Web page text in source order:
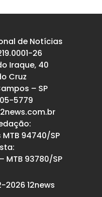
de Notícias
26
Iraque, 40
Cruz
– SP
5779
94740/SP
MTB 93780/SP
12news